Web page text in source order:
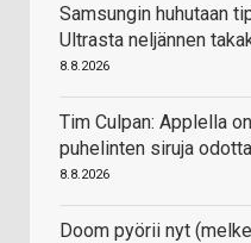
Samsungin huhutaan
Ultrasta neljännen
8.8.2026
Tim Culpan: Applella
puhelinten siruja
8.8.2026
Doom pyörii nyt